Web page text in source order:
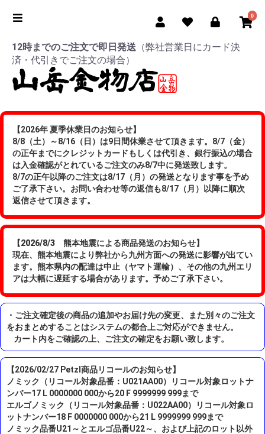
0
12時までのご注文で即日発送 （弊社営業日にカード決
済・代引きでご注文の場合）
【2026年 夏季休業日のお知らせ】
8/8（土）～8/16（日）は9日間休業させて頂きます。8/7（金）
の正午までにクレジットカードもしくは代引き、銀行振込の場合
は入金確認がとれているご注文のみ8/7中に発送致します。
8/7の正午以降のご注文は8/17（月）の発送となります事を予め
ご了承下さい。お問い合わせ等の返信も8/17（月）以降に順次
返信させて頂きます。
【2026/8/3 熊本地震による商品発送のお知らせ】
現在、熊本地震により弊社から九州方面への発送に影響が出てい
ます。熊本県内の配達は中止（ヤマト運輸）、その他の九州エリ
アは大幅に遅延する場合があります。予めご了承下さい。
・ご注文確定後の商品の追加やお届け先の変更、また別々のご注文
をおまとめすることはシステムの都合上ご対応ができません。
カート内をご確認の上、ご注文の確定をお願い致します。
【2026/02/27 Petzl商品リコールのお知らせ】
ノミック（リコール対象品番：U021AA00）リコール対象ロットナ
ンバー17 L 0000000 000から20 F 9999999 999まで
エルゴノミック（リコール対象品番：U022AA00）リコール対象ロ
ットナンバー18 F 0000000 000から21 L 9999999 999まで
ノミック品番U21～とエルゴ品番U22～、および上記のロット以外